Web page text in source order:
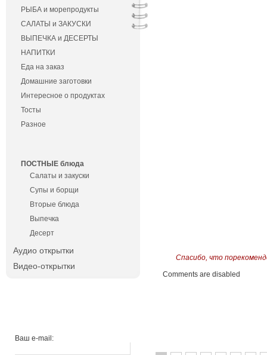
РЫБА и морепродукты
САЛАТЫ и ЗАКУСКИ
ВЫПЕЧКА и ДЕСЕРТЫ
НАПИТКИ
Еда на заказ
Домашние заготовки
Интересное о продуктах
Тосты
Разное
ПОСТНЫЕ блюда
Салаты и закуски
Супы и борщи
Вторые блюда
Выпечка
Десерт
Аудио открытки
Видео-открытки
Ваш e-mail:
Спасибо, что
Comments are disabled